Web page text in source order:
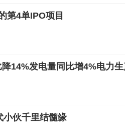
第4单IPO项目
14%发电量同比增4%电力
小伙千里结髓缘